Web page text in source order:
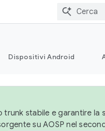
Dispositivi Android
trunk stabile e garantire la
su AOSP nel